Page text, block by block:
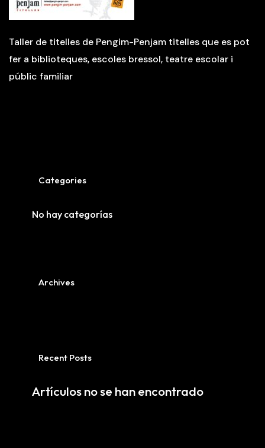
Taller de titelles de Pengim-Penjam titelles que es pot
fer a biblioteques, escoles bressol, teatre escolar i
públic familiar
Categories
No hay categorías
Archives
Recent Posts
Artículos no se han encontrado